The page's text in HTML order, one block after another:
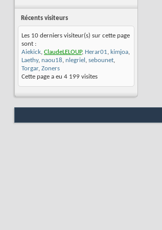
Récents visiteurs
Les 10 derniers visiteur(s) sur cette page
sont :
Aiekick, ClaudeLELOUP, Herar01, kimjoa,
Laethy, naou18, nlegriel , sebounet,
Torgar, Zoners
Cette page a eu 4 199 visites